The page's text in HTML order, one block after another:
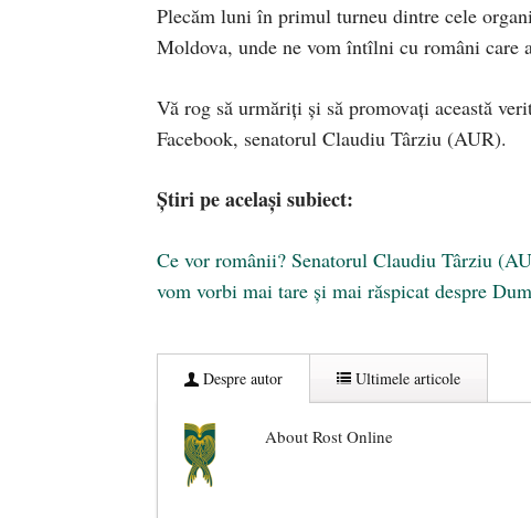
Plecăm luni în primul turneu dintre cele
Moldova, unde ne vom întîlni cu români care
Vă rog să urmăriți și să promovați această
Facebook, senatorul Claudiu Târziu (AUR).
Știri pe același subiect:
Ce vor românii? Senatorul Claudiu Târziu
vom vorbi mai tare și mai răspicat despre
Despre autor Ultimele articole
About Rost Online